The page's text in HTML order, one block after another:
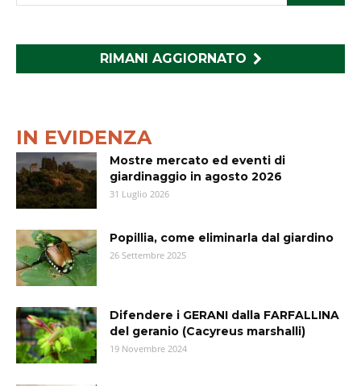
RIMANI AGGIORNATO
IN EVIDENZA
Mostre mercato ed eventi di
giardinaggio in agosto 2026
31 Luglio 2026
Popillia, come eliminarla dal giardino
26 Settembre 2025
Difendere i GERANI dalla FARFALLINA
del geranio (Cacyreus marshalli)
19 Novembre 2024